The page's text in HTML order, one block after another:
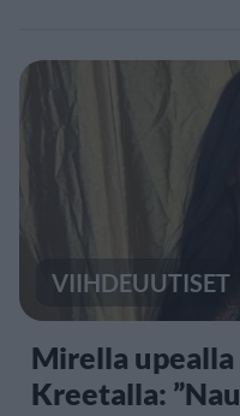
VIIHDEUUTISET
Mirella
Kreetalla: